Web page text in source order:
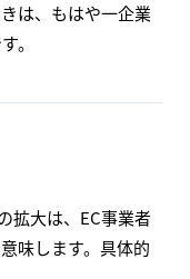
は、もはや一企業
。
拡大は、EC事業者
味します。具体的